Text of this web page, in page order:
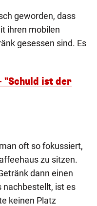
geworden, dass
ihren mobilen
gesessen sind. Es
"Schuld ist der
oft so fokussiert,
zu sitzen.
dann einen
nachbestellt, ist es
keinen Platz